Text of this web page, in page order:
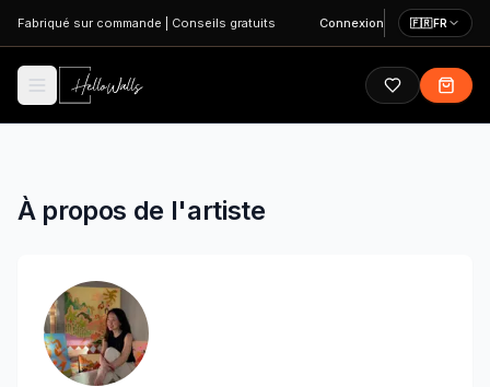
Aller au contenu principal
Fabriqué sur commande Conseils gratuits Connexion 🇫🇷FR
À propos de l'artiste